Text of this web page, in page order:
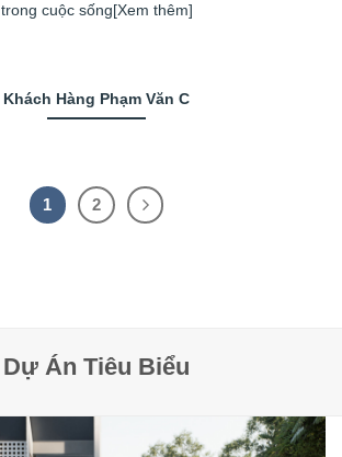
trong cuộc sống[Xem thêm]
Khách Hàng Phạm Văn C
1 2
Dự Án Tiêu Biểu